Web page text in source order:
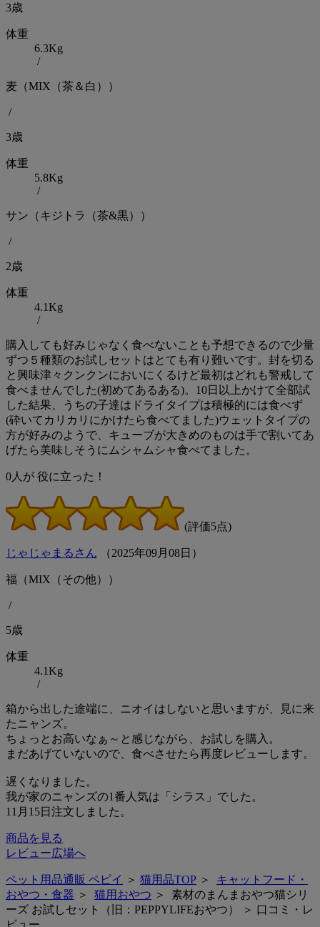
3歳
体重
6.3Kg
/
麦（MIX（茶＆白））
/
3歳
体重
5.8Kg
/
サン（キジトラ（茶&黒））
/
2歳
体重
4.1Kg
/
購入しても好みじゃなく食べないことも予想できるので少量
ずつ５種類のお試しセットはとても有り難いです。封を切る
と興味津々クンクンにおいにくるけど最初はどれも警戒して
食べませんでした(初めてあるある)。10日以上かけて全部試
した結果、うちの子達はドライタイプは積極的には食べず
(砕いてカリカリにかけたら食べてました)ウェットタイプの
方が好みのようで、キューブが大きめのものは手で割いてあ
げたら美味しそうにムシャムシャ食べてました。
0 人が 役に立った！
(評価5点)
じゃじゃまるさん （2025年09月 08日）
福（MIX（その他））
/
5歳
体重
4.1Kg
/
箱から出した途端に、ニオイはしないと思いますが、見に来
たニャンズ。
ちょっとお高いなぁ～と感じながら、お試しを購入。
まだあげていないので、食べさせたら再度レビューします。
遅くなりました。
我が家のニャンズの1番人気は「シラス」でした。
11月15日注文しました。
商品を見る
レビュー広場へ
ペット用品通販 ペピイ ＞ 猫用品TOP ＞ キャットフード・
おやつ・食器 ＞ 猫用おやつ ＞ 素材のまんまおやつ猫シリ
ーズ お試しセット（旧：PEPPYLIFEおやつ） ＞ 口コミ・レ
ビュー